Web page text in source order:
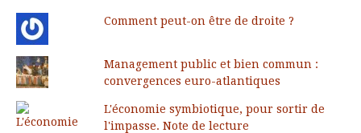
Comment peut-on être de droite ?
Management public et bien commun :
convergences euro-atlantiques
L'économie symbiotique, pour sortir de
l'impasse. Note de lecture